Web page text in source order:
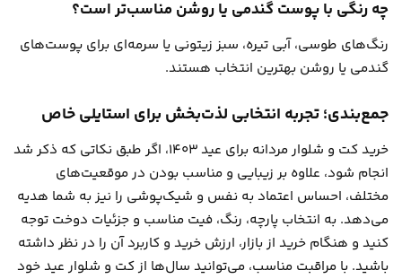
چه رنگی با پوست گندمی یا روشن مناسب‌تر است؟
رنگ‌های طوسی، آبی تیره، سبز زیتونی یا سرمه‌ای برای پوست‌های
گندمی یا روشن بهترین انتخاب هستند.
جمع‌بندی؛ تجربه انتخابی لذت‌بخش برای استایلی خاص
خرید کت و شلوار مردانه برای عید ۱۴۰۳، اگر طبق نکاتی که ذکر شد
انجام شود، علاوه بر زیبایی و مناسب بودن در موقعیت‌های
مختلف، احساس اعتماد به نفس و شیک‌پوشی را نیز به شما هدیه
می‌دهد. به انتخاب پارچه، رنگ، فیت مناسب و جزئیات دوخت توجه
کنید و هنگام خرید از بازار، ارزش خرید و کاربرد آن را در نظر داشته
باشید. با مراقبت مناسب، می‌توانید سال‌ها از کت و شلوار عید خود